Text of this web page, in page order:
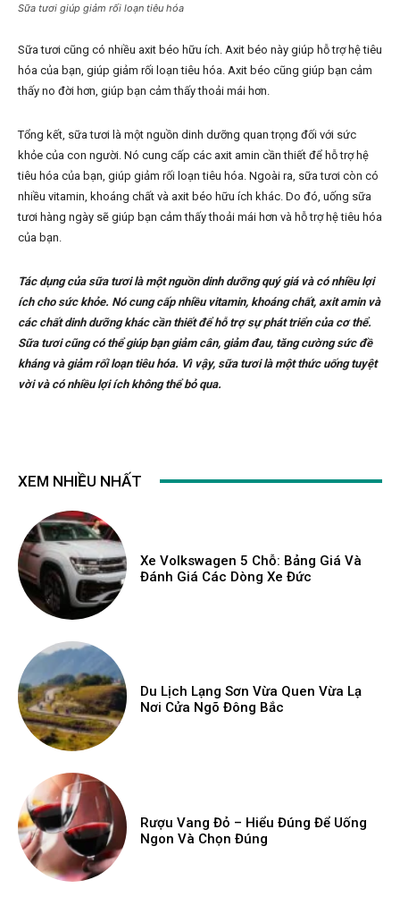
Sữa tươi giúp giảm rối loạn tiêu hóa
Sữa tươi cũng có nhiều axit béo hữu ích. Axit béo này giúp hỗ trợ hệ tiêu
hóa của bạn, giúp giảm rối loạn tiêu hóa. Axit béo cũng giúp bạn cảm
thấy no đời hơn, giúp bạn cảm thấy thoải mái hơn.
Tổng kết, sữa tươi là một nguồn dinh dưỡng quan trọng đối với sức
khỏe của con người. Nó cung cấp các axit amin cần thiết để hỗ trợ hệ
tiêu hóa của bạn, giúp giảm rối loạn tiêu hóa. Ngoài ra, sữa tươi còn có
nhiều vitamin, khoáng chất và axit béo hữu ích khác. Do đó, uống sữa
tươi hàng ngày sẽ giúp bạn cảm thấy thoải mái hơn và hỗ trợ hệ tiêu hóa
của bạn.
Tác dụng của sữa tươi là một nguồn dinh dưỡng quý giá và có nhiều lợi
ích cho sức khỏe. Nó cung cấp nhiều vitamin, khoáng chất, axit amin và
các chất dinh dưỡng khác cần thiết để hỗ trợ sự phát triển của cơ thể.
Sữa tươi cũng có thể giúp bạn giảm cân, giảm đau, tăng cường sức đề
kháng và giảm rối loạn tiêu hóa. Vì vậy, sữa tươi là một thức uống tuyệt
vời và có nhiều lợi ích không thể bỏ qua.
XEM NHIỀU NHẤT
Xe Volkswagen 5 Chỗ: Bảng Giá Và
Đánh Giá Các Dòng Xe Đức
Du Lịch Lạng Sơn Vừa Quen Vừa Lạ
Nơi Cửa Ngõ Đông Bắc
Rượu Vang Đỏ – Hiểu Đúng Để Uống
Ngon Và Chọn Đúng